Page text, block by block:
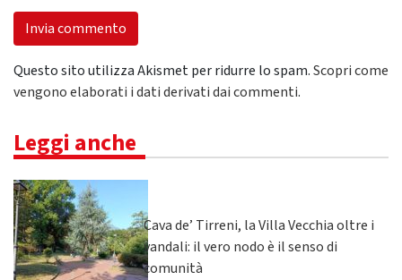
Questo sito utilizza Akismet per ridurre lo spam.Scopri come
vengono elaborati i dati derivati dai commenti.
Leggi anche
Cava de’ Tirreni, la Villa Vecchia oltre i
vandali: il vero nodo è il senso di
comunità